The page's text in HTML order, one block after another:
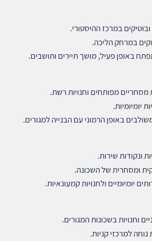
במרכז ההיסטורי.
במרחק הליכה.
באופן פעיל, מושך תיירים ותושבים.
מסחריים מפותחים וחנויות רשת.
יומיומיות.
באופן הרמוני עם הבנייה למגורים.
ונקודות שירות.
ומסחרית של השכונה.
יומיומיים ולחנויות קמעונאיות.
וחנויות בשכונות המגורים.
למרכזי קניות.